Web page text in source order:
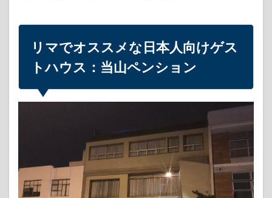
リマでオススメな日本人向けゲス
トハウス：当山ペンション